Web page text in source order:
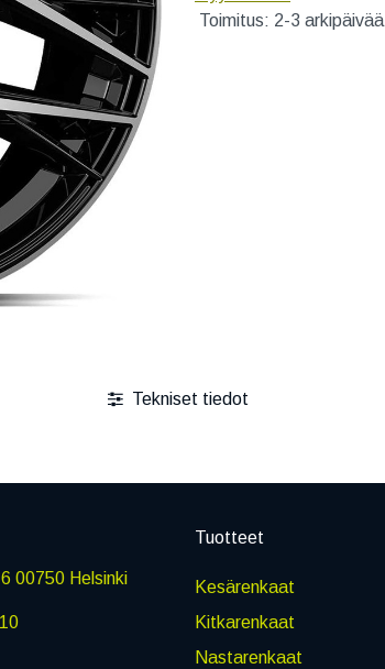
Toimitus: 2-3 arkipäivää
Tekniset tiedot
00750 Helsinki
Tuotteet
Kesärenkaat
Kitkarenkaat
Nastarenkaat